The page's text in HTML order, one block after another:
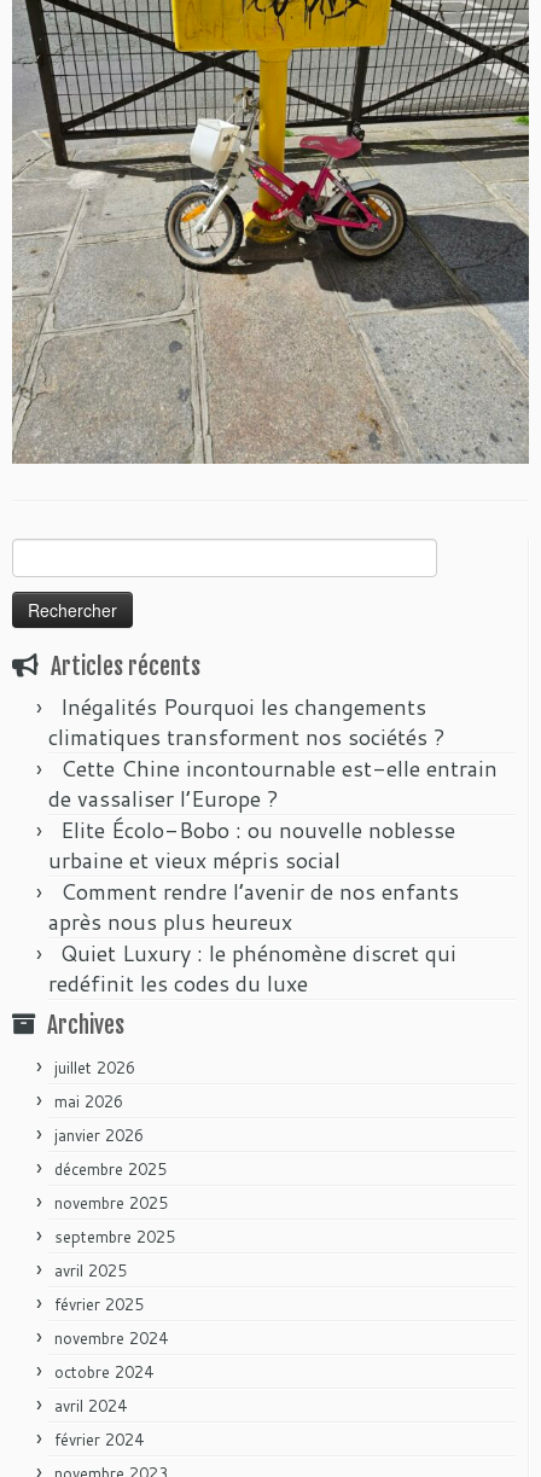
Rechercher :
Articles récents
Inégalités Pourquoi les changements
climatiques transforment nos sociétés ?
Cette Chine incontournable est-elle entrain
de vassaliser l’Europe ?
Elite Écolo-Bobo : ou nouvelle noblesse
urbaine et vieux mépris social
Comment rendre l’avenir de nos enfants
après nous plus heureux
Quiet Luxury : le phénomène discret qui
redéfinit les codes du luxe
Archives
juillet 2026
mai 2026
janvier 2026
décembre 2025
novembre 2025
septembre 2025
avril 2025
février 2025
novembre 2024
octobre 2024
avril 2024
février 2024